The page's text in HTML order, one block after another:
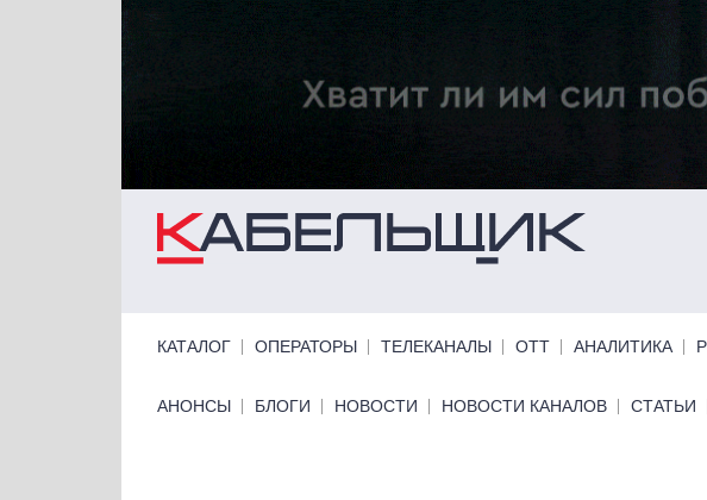
Перейти к основному содержанию
КАТАЛОГ ОПЕРАТОРЫ ТЕЛЕКАНАЛЫ ОТТ АНАЛИТИКА
Primary links bottom
АНОНСЫ БЛОГИ НОВОСТИ НОВОСТИ КАНАЛОВ СТАТЬИ